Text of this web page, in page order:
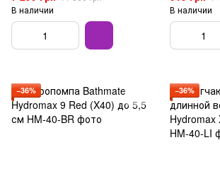
В наличии
В наличии
−36% −36%